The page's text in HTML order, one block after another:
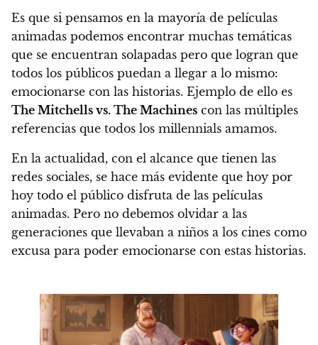
Es que si pensamos en la mayoría de películas
animadas podemos encontrar muchas temáticas
que se encuentran solapadas pero que logran que
todos los públicos puedan a llegar a lo mismo:
emocionarse con las historias. Ejemplo de ello es
The Mitchells vs. The Machines con las múltiples
referencias que todos los millennials amamos.
En la actualidad, con el alcance que tienen las
redes sociales, se hace más evidente que hoy por
hoy todo el público disfruta de las películas
animadas. Pero no debemos olvidar a las
generaciones que llevaban a niños a los cines como
excusa para poder emocionarse con estas historias.